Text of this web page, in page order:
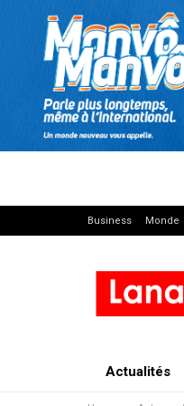
Business Monde
Actualités